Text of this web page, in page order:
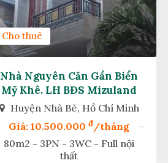
Cho thuê
Nhà Nguyên Căn Gần Biển
Mỹ Khê. LH BĐS Mizuland
Huyện Nhà Bè, Hồ Chí Minh
Giá: 10.500.000 đ/tháng
80m2 - 3PN - 3WC - Full nội
thất